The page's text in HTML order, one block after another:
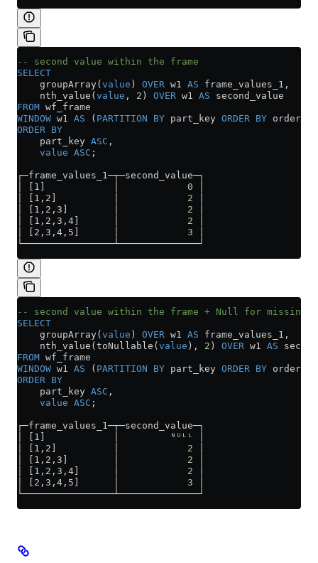
-- second value within the frame
SELECT
    groupArray(
value ) OVER w1 AS frame_values_1,
    nth_value(
value , 2 ) OVER w1 AS second_value
FROM wf_frame
WINDOW w1 AS ( PARTITION BY part_key ORDER BY order
ORDER BY
    part_key
ASC ,
    value
ASC ;
┌─frame_values_1─┬─second_value─┐
│ [1]            │ 0
│ [1,2]          │ 2
│ [1,2,3]        │ 2
│ [1,2,3,4]      │ 2
│ [2,3,4,5]      │ 3
└────────────────┴──────────────┘
-- second value within the frame + Null for missing
SELECT
    groupArray(
value ) OVER w1 AS frame_values_1,
    nth_value(toNullable(
value ), 2 ) OVER w1 AS
FROM wf_frame
WINDOW w1 AS ( PARTITION BY part_key ORDER BY order
ORDER BY
    part_key
ASC ,
    value
ASC ;
┌─frame_values_1─┬─second_value─┐
│ [1]            │         ᴺᵁᴸᴸ │
│ [1,2]          │ 2
│ [1,2,3]        │ 2
│ [1,2,3,4]      │ 2
│ [2,3,4,5]      │ 3
└────────────────┴──────────────┘